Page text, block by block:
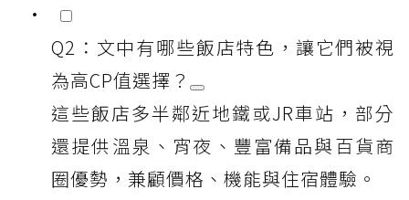
Q2：文中有哪些飯店特色，讓它們被視
為高CP值選擇？
這些飯店多半鄰近地鐵或JR車站，部分
還提供溫泉、宵夜、豐富備品與百貨商
圈優勢，兼顧價格、機能與住宿體驗。